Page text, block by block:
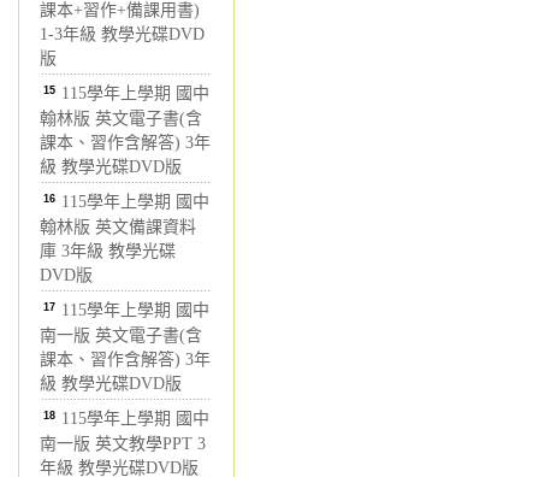
課本+習作+備課用書)
1-3年級 教學光碟DVD
版
15 115學年上學期 國中
翰林版 英文電子書(含
課本、習作含解答) 3年
級 教學光碟DVD版
16 115學年上學期 國中
翰林版 英文備課資料
庫 3年級 教學光碟
DVD版
17 115學年上學期 國中
南一版 英文電子書(含
課本、習作含解答) 3年
級 教學光碟DVD版
18 115學年上學期 國中
南一版 英文教學PPT 3
年級 教學光碟DVD版